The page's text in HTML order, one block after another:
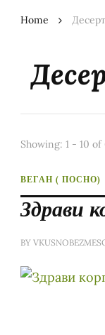
Home
Showing: 1 - 10 of
ВЕГАН ( ПОСНО)
Здрави
BY